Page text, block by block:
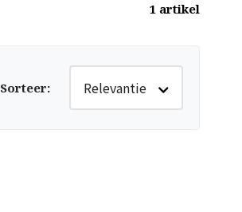
1 artikel
Sorteer: Relevantie